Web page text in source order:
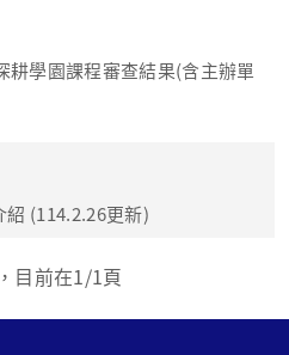
耕學園課程審查結果(含主辦單
(114.2.26更新)
目前在1/1頁